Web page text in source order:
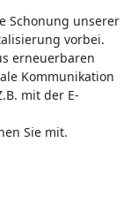
Schonung unserer
vorbei.
erneuerbaren
Kommunikation
mit der E-
Sie mit.